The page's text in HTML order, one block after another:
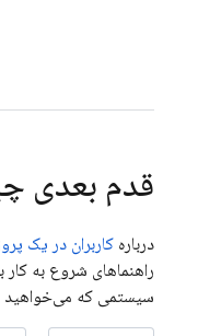
قدم بعدی
درباره کاربران در یک
راهنماهای شروع به کار
سیستمی که می‌خواهید